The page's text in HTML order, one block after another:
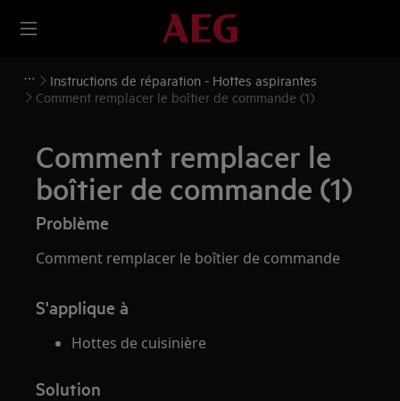
Instructions de réparation - Hottes aspirantes
Comment remplacer le boîtier de commande (1)
Comment remplacer le
boîtier de commande (1)
Problème
Comment remplacer le boîtier de commande
S'applique à
Hottes de cuisinière
Solution